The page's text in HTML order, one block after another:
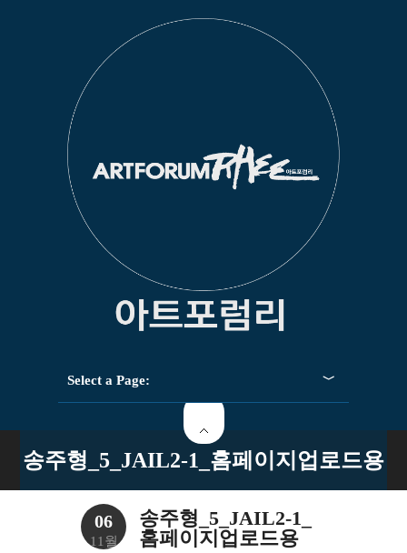
Select a Page:
송주형_5_JAIL2-1_홈페이지업로드용
06
11월
송주형_5_JAIL2-1_
홈페이지업로드용